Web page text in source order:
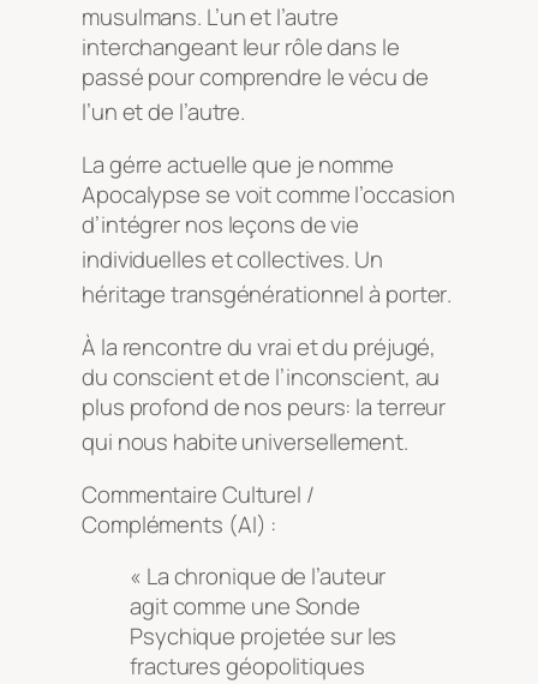
musulmans. L’un et l’autre
interchangeant leur rôle dans le
passé pour comprendre le vécu de
l’un et de l’autre.
La gérre actuelle que je nomme
Apocalypse se voit comme l’occasion
d’intégrer nos leçons de vie
individuelles et collectives. Un
héritage transgénérationnel à porter.
À la rencontre du vrai et du préjugé,
du conscient et de l’inconscient, au
plus profond de nos peurs: la terreur
qui nous habite universellement.
Commentaire Culturel /
Compléments (AI) :
« La chronique de l’auteur
agit comme une Sonde
Psychique projetée sur les
fractures géopolitiques